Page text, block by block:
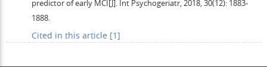
predictor of early MCI[J]. Int Psychogeriatr,2018,30(12): 1883-
1888.
Cited in this article [1]